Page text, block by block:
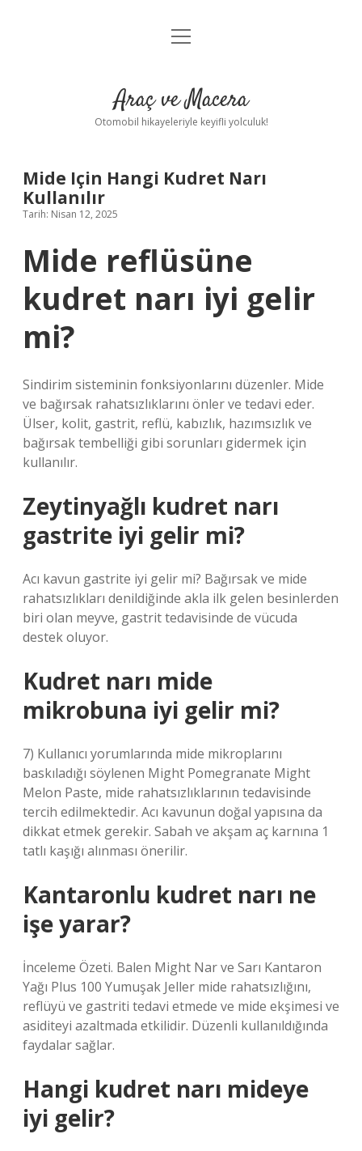
Anasayfa
Yasal Uyarı
menüyü
Araç ve Macera
Otomobil hikayeleriyle keyifli yolculuk!
Mide Için Hangi Kudret Narı
Kullanılır
Tarih: Nisan 12, 2025
Mide reflüsüne
kudret narı iyi gelir
mi?
Sindirim sisteminin fonksiyonlarını düzenler. Mide
ve bağırsak rahatsızlıklarını önler ve tedavi eder.
Ülser, kolit, gastrit, reflü, kabızlık, hazımsızlık ve
bağırsak tembelliği gibi sorunları gidermek için
kullanılır.
Zeytinyağlı kudret narı
gastrite iyi gelir mi?
Acı kavun gastrite iyi gelir mi? Bağırsak ve mide
rahatsızlıkları denildiğinde akla ilk gelen besinlerden
biri olan meyve, gastrit tedavisinde de vücuda
destek oluyor.
Kudret narı mide
mikrobuna iyi gelir mi?
7) Kullanıcı yorumlarında mide mikroplarını
baskıladığı söylenen Might Pomegranate Might
Melon Paste, mide rahatsızlıklarının tedavisinde
tercih edilmektedir. Acı kavunun doğal yapısına da
dikkat etmek gerekir. Sabah ve akşam aç karnına 1
tatlı kaşığı alınması önerilir.
Kantaronlu kudret narı ne
işe yarar?
İnceleme Özeti. Balen Might Nar ve Sarı Kantaron
Yağı Plus 100 Yumuşak Jeller mide rahatsızlığını,
reflüyü ve gastriti tedavi etmede ve mide ekşimesi ve
asiditeyi azaltmada etkilidir. Düzenli kullanıldığında
faydalar sağlar.
Hangi kudret narı mideye
iyi gelir?